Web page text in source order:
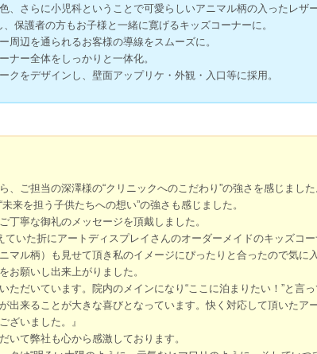
、さらに小児科ということで可愛らしいアニマル柄の入ったレザー
保護者の方もお子様と一緒に寛げるキッズコーナーに。
周辺を通られるお客様の導線をスムーズに。
ナー全体をしっかりと一体化。
クをデザインし、壁面アップリケ・外観・入口等に採用。
、ご担当の深澤様の“クリニックへのこだわり”の強さを感じまし
来を担う子供たちへの想い”の強さも感じました。
丁寧な御礼のメッセージを頂戴しました。
ていた折にアートディスプレイさんのオーダーメイドのキッズコ
マル柄）も見せて頂き私のイメージにぴったりと合ったので気に
お願いし出来上がりました。
ただいています。院内のメインになり“ここに泊まりたい！”と言っ
出来ることが大きな喜びとなっています。快く対応して頂いたア
ざいました。』
いて弊社も心から感激しております。